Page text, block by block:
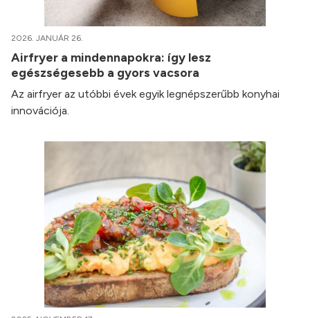
2026. JANUÁR 26.
Airfryer a mindennapokra: így lesz
egészségesebb a gyors vacsora
Az airfryer az utóbbi évek egyik legnépszerűbb konyhai
innovációja.